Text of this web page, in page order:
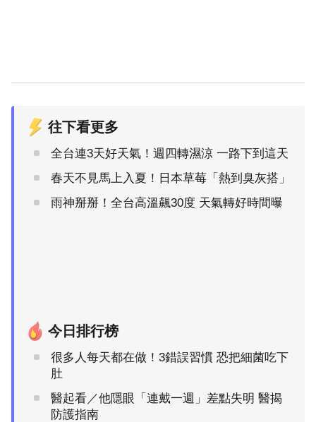
往下看更多
全台連3天好天氣！週四轉濕涼 一路下到這天
春天不見馬上入夏！日本草莓「熱到臭灰搭」
雨神掰掰！全台高溫飆30度 天氣轉好時間曝
今日排行榜
很多人每天都在做！3錯誤習慣 恐把細菌吃下
肚
醫起看／他隱眼「連戴一週」差點失明 醫揭
防護指南